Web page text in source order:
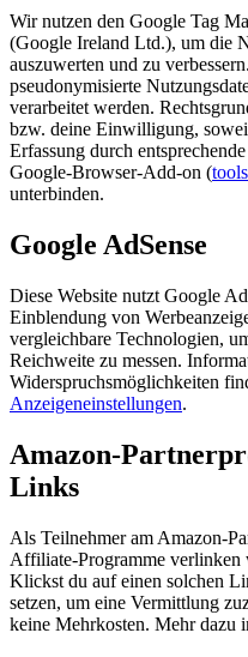
Wir nutzen den Google Tag
(Google Ireland Ltd.), um die
auszuwerten und zu
pseudonymisierte
verarbeitet werden.
bzw. deine Einwilligung,
Erfassung durch
Google-Browser-Add-on (
unterbinden.
Google AdSense
Diese Website nutzt Google
Einblendung von
vergleichbare Technologien,
Reichweite zu messen.
Widerspruchsmöglichkeiten
Anzeigeneinstellungen.
Amazon-
Links
Als Teilnehmer am Amazon-
Affiliate-Programme verlinken
Klickst du auf einen solchen
setzen, um eine Vermittlung
keine Mehrkosten. Mehr dazu